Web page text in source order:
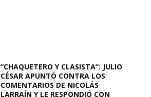
“CHAQUETERO Y CLASISTA”: JULIO
CÉSAR APUNTÓ CONTRA LOS
COMENTARIOS DE NICOLÁS
LARRAÍN Y LE RESPONDIÓ CON